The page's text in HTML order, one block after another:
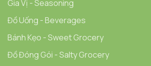
Gia Vị - Seasoning
Đồ Uống - Beverages
Bánh Kẹo - Sweet Grocery
Đồ Đóng Gói - Salty Grocery